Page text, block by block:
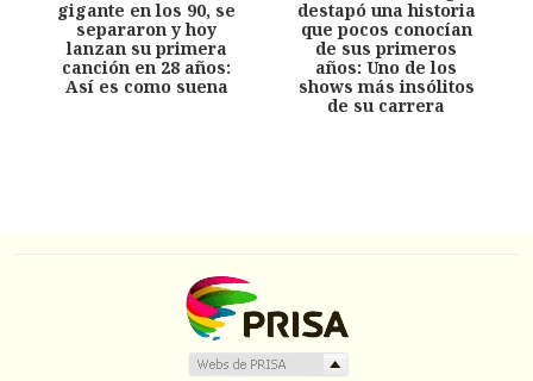
gigante en los 90, se
separaron y hoy
lanzan su primera
canción en 28 años:
Así es como suena
destapó una historia
que pocos conocían
de sus primeros
años: Uno de los
shows más insólitos
de su carrera